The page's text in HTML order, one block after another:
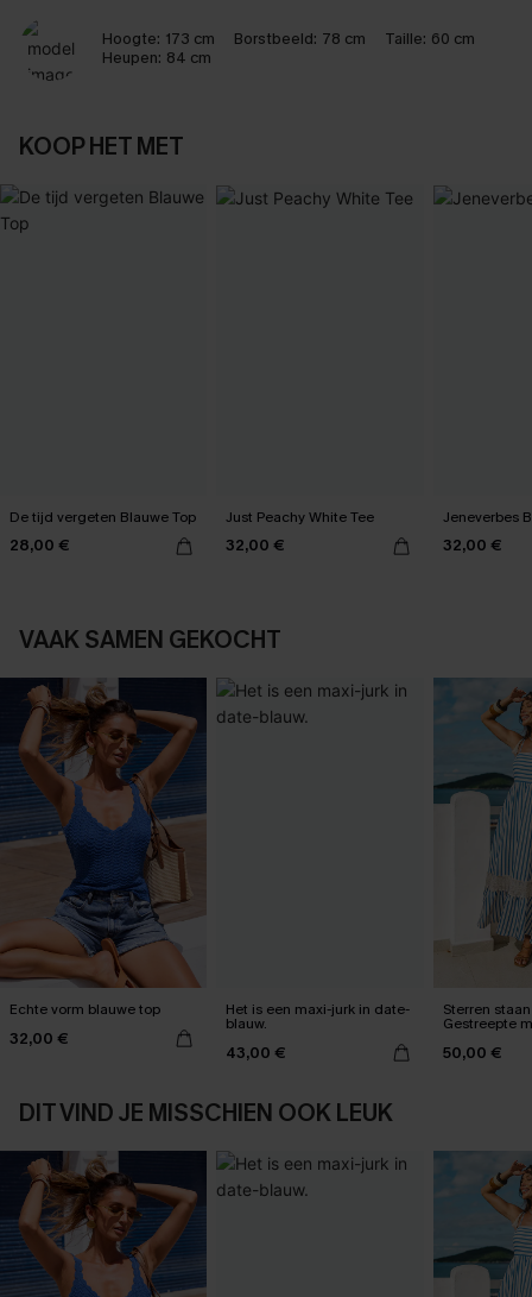
Hoogte: 173 cm Borstbeeld: 78 cm Taille: 60 cm
Heupen: 84 cm
KOOP HET MET
De tijd vergeten Blauwe Top
28,00 €
Just Peachy White Tee
32,00 €
Jeneverbes
32,00 €
VAAK SAMEN GEKOCHT
Echte vorm blauwe top
32,00 €
Het is een maxi-jurk in date-
blauw.
43,00 €
Sterren
Gestreepte
50,00 €
DIT VIND JE MISSCHIEN OOK LEUK